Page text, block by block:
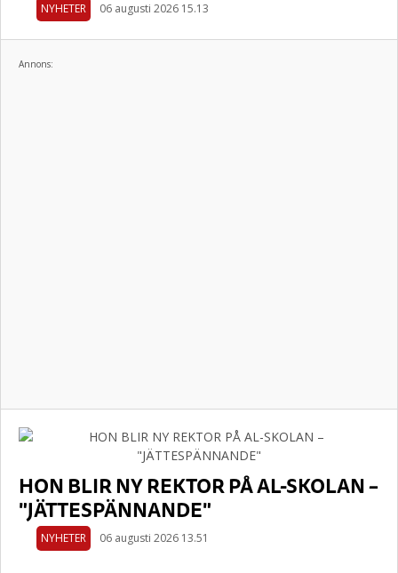
NYHETER 06 augusti 2026 15.13
Annons:
HON BLIR NY REKTOR PÅ AL-SKOLAN –
"JÄTTESPÄNNANDE"
NYHETER 06 augusti 2026 13.51